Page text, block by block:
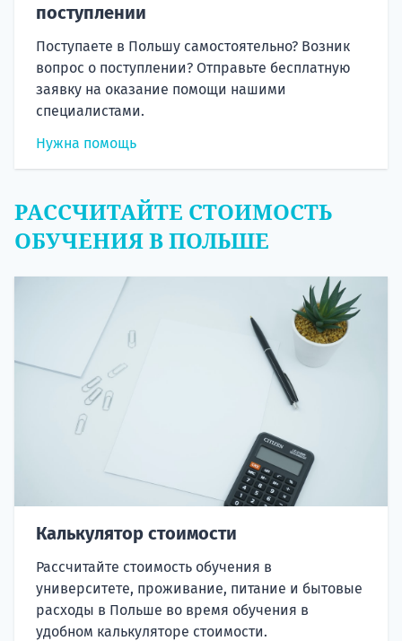
поступлении
Поступаете в Польшу самостоятельно? Возник
вопрос о поступлении? Отправьте бесплатную
заявку на оказание помощи нашими
специалистами.
Нужна помощь
РАССЧИТАЙТЕ СТОИМОСТЬ
ОБУЧЕНИЯ В ПОЛЬШЕ
Калькулятор стоимости
Рассчитайте стоимость обучения в
университете, проживание, питание и бытовые
расходы в Польше во время обучения в
удобном калькуляторе стоимости.